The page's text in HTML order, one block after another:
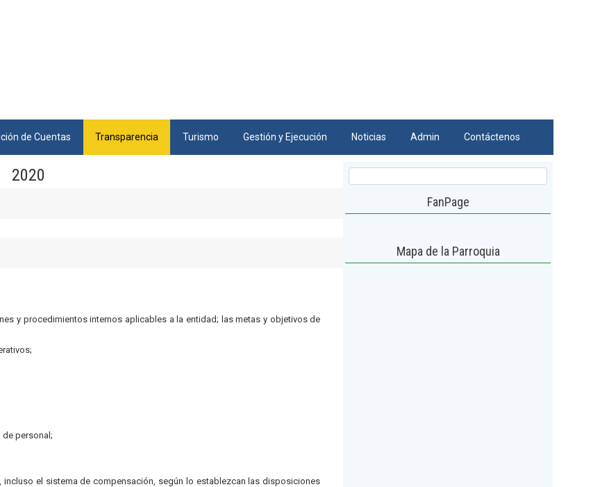
de Cuentas Transparencia Turismo Gestión y Ejecución Noticias Admin Contáctenos
2020
y procedimientos internos aplicables a la entidad; las metas y objetivos de
personal;
el sistema de compensación, según lo establezcan las disposiciones
FanPage
Mapa de la Parroquia